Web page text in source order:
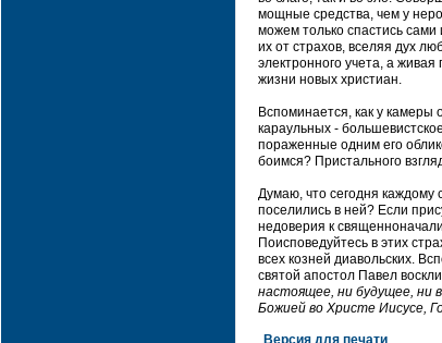
мощные средства, чем у
можем только спастись
их от страхов, вселяя дух
электронного учета, а
жизни новых христиан.
Вспоминается, как у
караульных -
пораженные одним его
боимся? Пристального
Думаю, что сегодня каждому
поселились в ней? Если
недоверия к
Поисповедуйтесь в этих
всех козней диавольских.
святой апостол Павел
настоящее, ни будущее, ни
Божией во Христе Иисусе,
Версия для печати